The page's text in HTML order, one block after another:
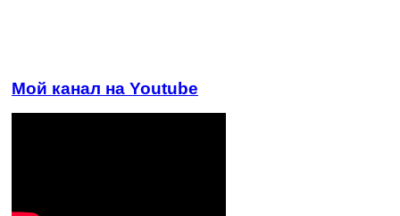
Мой канал на Youtube